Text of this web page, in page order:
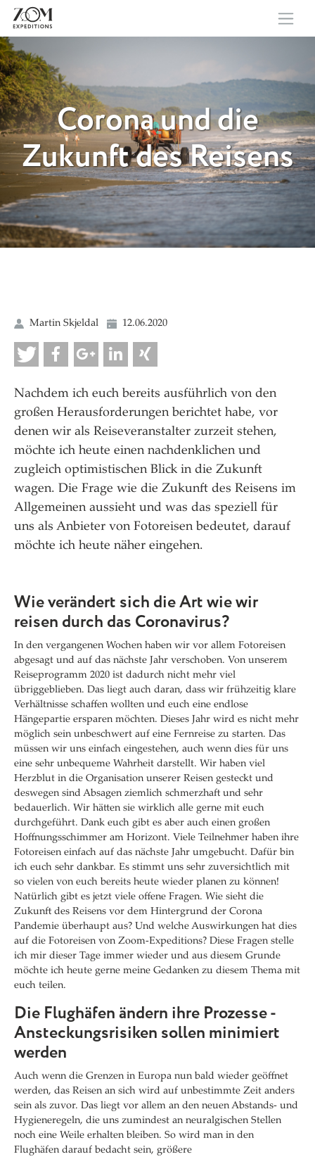
Corona und die
Zukunft des Reisens
Martin Skjeldal 12.06.2020
Nachdem ich euch bereits ausführlich von den
großen Herausforderungen berichtet habe, vor
denen wir als Reiseveranstalter zurzeit stehen,
möchte ich heute einen nachdenklichen und
zugleich optimistischen Blick in die Zukunft
wagen. Die Frage wie die Zukunft des Reisens im
Allgemeinen aussieht und was das speziell für
uns als Anbieter von Fotoreisen bedeutet, darauf
möchte ich heute näher eingehen.
Wie verändert sich die Art wie wir
reisen durch das Coronavirus?
In den vergangenen Wochen haben wir vor allem Fotoreisen
abgesagt und auf das nächste Jahr verschoben. Von unserem
Reiseprogramm 2020 ist dadurch nicht mehr viel
übriggeblieben. Das liegt auch daran, dass wir frühzeitig klare
Verhältnisse schaffen wollten und euch eine endlose
Hängepartie ersparen möchten. Dieses Jahr wird es nicht mehr
möglich sein unbeschwert auf eine Fernreise zu starten. Das
müssen wir uns einfach eingestehen, auch wenn dies für uns
eine sehr unbequeme Wahrheit darstellt. Wir haben viel
Herzblut in die Organisation unserer Reisen gesteckt und
deswegen sind Absagen ziemlich schmerzhaft und sehr
bedauerlich. Wir hätten sie wirklich alle gerne mit euch
durchgeführt. Dank euch gibt es aber auch einen großen
Hoffnungsschimmer am Horizont. Viele Teilnehmer haben ihre
Fotoreisen einfach auf das nächste Jahr umgebucht. Dafür bin
ich euch sehr dankbar. Es stimmt uns sehr zuversichtlich mit
so vielen von euch bereits heute wieder planen zu können!
Natürlich gibt es jetzt viele offene Fragen. Wie sieht die
Zukunft des Reisens vor dem Hintergrund der Corona
Pandemie überhaupt aus? Und welche Auswirkungen hat dies
auf die Fotoreisen von Zoom-Expeditions? Diese Fragen stelle
ich mir dieser Tage immer wieder und aus diesem Grunde
möchte ich heute gerne meine Gedanken zu diesem Thema mit
euch teilen.
Die Flughäfen ändern ihre Prozesse -
Ansteckungsrisiken sollen minimiert
werden
Auch wenn die Grenzen in Europa nun bald wieder geöffnet
werden, das Reisen an sich wird auf unbestimmte Zeit anders
sein als zuvor. Das liegt vor allem an den neuen Abstands- und
Hygieneregeln, die uns zumindest an neuralgischen Stellen
noch eine Weile erhalten bleiben. So wird man in den
Flughäfen darauf bedacht sein, größere